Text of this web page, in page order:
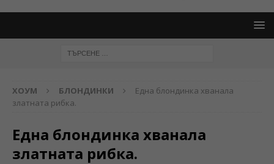
ХОУМ БЛОНДИНКИ
Една блондинка хванала
златната рибка.
Една блондинка хванала
златната рибка.